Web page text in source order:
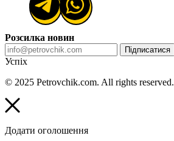
Розсилка новин
Підписатися
Успіх
© 2025 Petrovchik.com. All rights reserved.
Додати оголошення